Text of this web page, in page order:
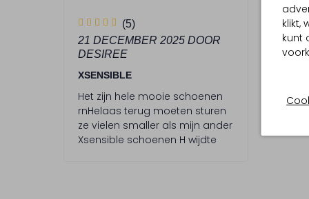
klikt,
kunt
5
S
t
e
r
r
e
(5)
21 DECEMBER 2025 DOOR
DESIREE
XSENSIBLE
Het zijn hele mooie schoenen
rnHelaas terug moeten sturen
ze vielen smaller als mijn ander
Xsensible schoenen H wijdte